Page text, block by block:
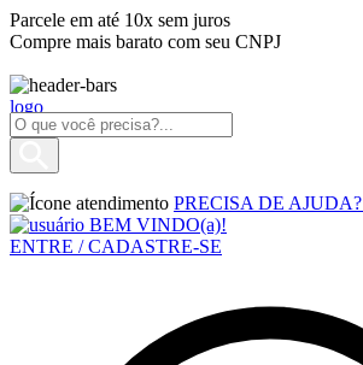
Parcele em até 10x sem juros
Compre mais barato com seu CNPJ
PRECISA DE AJUDA?
BEM VINDO(a)!
ENTRE / CADASTRE-SE